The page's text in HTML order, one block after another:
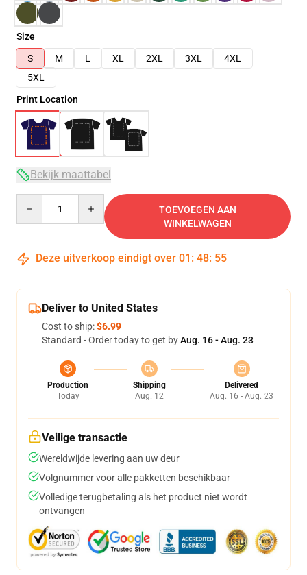
Size
S
M L XL 2XL 3XL
4XL
5XL
Print Location
Bekijk maattabel
TOEVOEGEN AAN
WINKELWAGEN
Deze uitverkoop eindigt over 01 : 48: 54
Deliver to United States
Cost to ship:$6.99
Standard - Order today to get byAug. 16 - Aug. 23
Production
Today
Shipping
Aug. 12
Delivered
Aug. 16 - Aug. 23
Veilige transactie
Wereldwijde levering aan uw deur
Volgnummer voor alle pakketten beschikbaar
Volledige terugbetaling als het product niet wordt
ontvangen